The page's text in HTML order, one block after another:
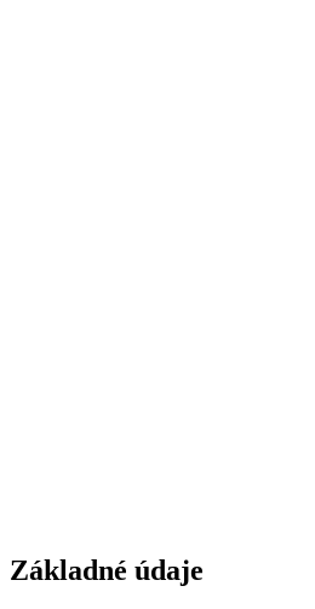
Základné údaje